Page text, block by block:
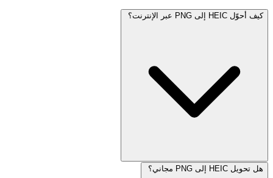
كيف أحوّل HEIC إلى PNG عبر الإنترنت؟
هل تحويل HEIC إلى PNG مجاني؟